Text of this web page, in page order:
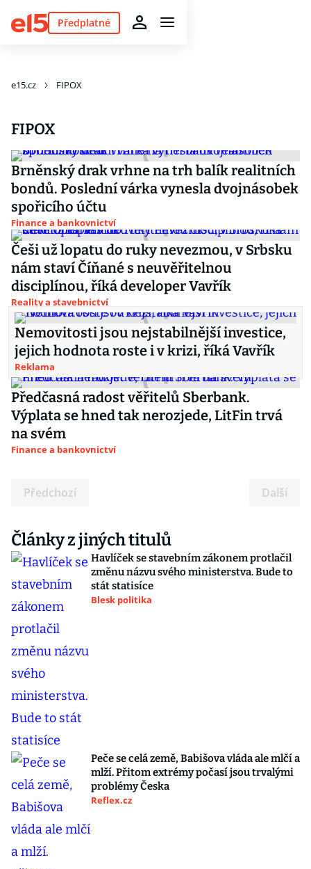
Předplatné
e15.cz FIPOX
FIPOX
Brněnský drak vrhne na trh balík realitních
bondů. Poslední várka vynesla dvojnásobek
spořicího účtu
Finance a bankovnictví
Češi už lopatu do ruky nevezmou, v Srbsku
nám staví Číňané s neuvěřitelnou
disciplínou, říká developer Vavřík
Reality a stavebnictví
Nemovitosti jsou nejstabilnější investice,
jejich hodnota roste i v krizi, říká Vavřík
Reklama
Předčasná radost věřitelů Sberbank.
Výplata se hned tak nerozjede, LitFin trvá
na svém
Finance a bankovnictví
Předchozí Další
Články z jiných titulů
Havlíček se stavebním zákonem protlačil
změnu názvu svého ministerstva. Bude to
stát statisíce
Blesk politika
Peče se celá země, Babišova vláda ale mlčí a
mlží. Přitom extrémy počasí jsou trvalými
problémy Česka
Reflex.cz